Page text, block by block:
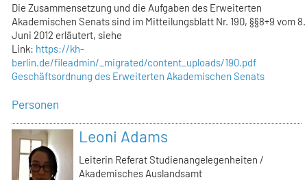
Die Zusammensetzung und die Aufgaben des Erweiterten
Akademischen Senats sind im Mitteilungsblatt Nr. 190, §§8+9 vom 8.
Juni 2012 erläutert, siehe
Link: https://kh-
berlin.de/fileadmin/_migrated/content_uploads/190.pdf
Geschäftsordnung des Erweiterten Akademischen Senats
Personen
Leoni Adams
Leiterin Referat Studienangelegenheiten /
Akademisches Auslandsamt